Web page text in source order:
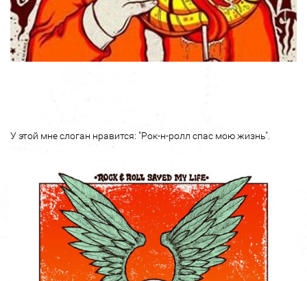
У этой мне слоган нравится: "Рок-н-ролл спас мою жизнь".